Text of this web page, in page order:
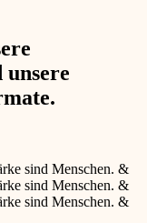
unsere
sind Menschen. &
sind Menschen. &
sind Menschen. &